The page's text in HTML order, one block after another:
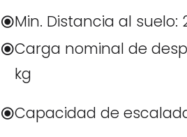
Min. Distancia al suelo:
Carga nominal de
kg
Capacidad de